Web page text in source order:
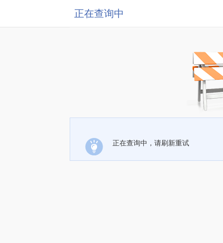
正在查询中
正在查询中，请刷新重试